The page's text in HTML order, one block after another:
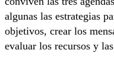
algunas las estrategias
objetivos, crear los
evaluar los recursos y